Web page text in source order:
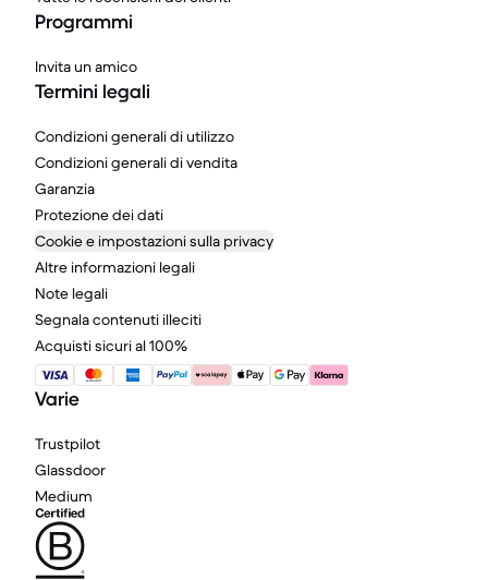
Programmi
Invita un amico
Termini legali
Condizioni generali di utilizzo
Condizioni generali di vendita
Garanzia
Protezione dei dati
Cookie e impostazioni sulla privacy
Altre informazioni legali
Note legali
Segnala contenuti illeciti
Acquisti sicuri al 100%
Varie
Trustpilot
Glassdoor
Medium